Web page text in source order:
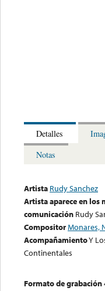
Detalles
Notas
Artista Rudy Sanchez
Artista aparece en los
comunicación Rudy
CompositorMonares,
AcompañamientoY
Continentales
Formato de grabación